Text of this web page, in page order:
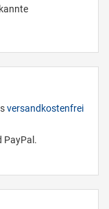
versandkostenfrei
PayPal.